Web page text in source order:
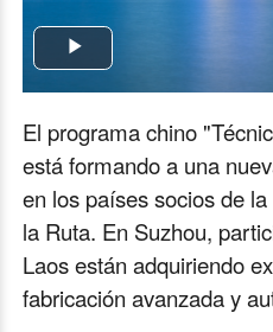
Play
El programa chino
está formando a una
en los países socios de
la Ruta. En Suzhou,
Laos están adquiriendo
fabricación avanzada y